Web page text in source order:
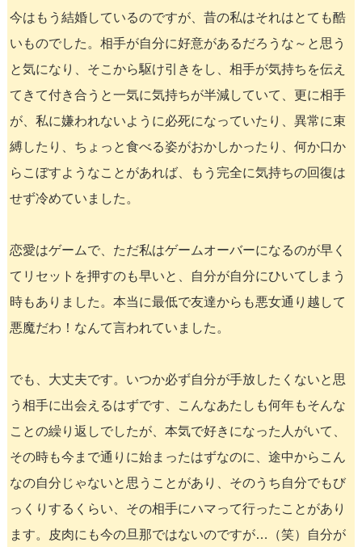
今はもう結婚しているのですが、昔の私はそれはとても酷
いものでした。相手が自分に好意があるだろうな～と思う
と気になり、そこから駆け引きをし、相手が気持ちを伝え
てきて付き合うと一気に気持ちが半減していて、更に相手
が、私に嫌われないように必死になっていたり、異常に束
縛したり、ちょっと食べる姿がおかしかったり、何か口か
らこぼすようなことがあれば、もう完全に気持ちの回復は
せず冷めていました。
恋愛はゲームで、ただ私はゲームオーバーになるのが早く
てリセットを押すのも早いと、自分が自分にひいてしまう
時もありました。本当に最低で友達からも悪女通り越して
悪魔だわ！なんて言われていました。
でも、大丈夫です。いつか必ず自分が手放したくないと思
う相手に出会えるはずです、こんなあたしも何年もそんな
ことの繰り返しでしたが、本気で好きになった人がいて、
その時も今まで通りに始まったはずなのに、途中からこん
なの自分じゃないと思うことがあり、そのうち自分でもび
っくりするくらい、その相手にハマって行ったことがあり
ます。皮肉にも今の旦那ではないのですが…（笑）自分が